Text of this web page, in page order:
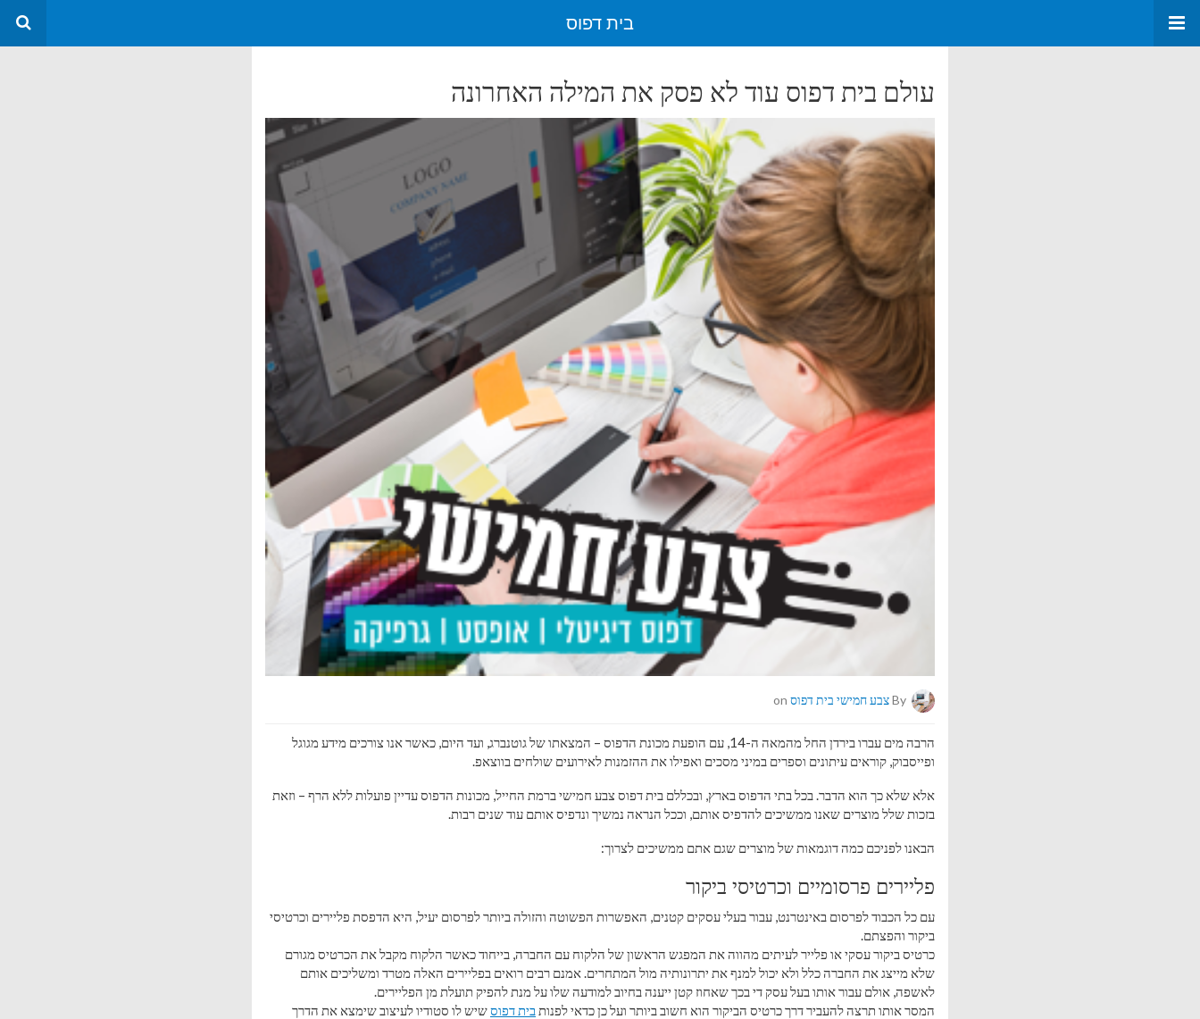
בית דפוס
עולם בית דפוס עוד לא פסק את המילה האחרונה
Byצבע חמישי בית דפוס
הרבה מים עברו בירדן החל מהמאה ה-14, עם הופעת מכונת הדפוס – המצאתו של גוטנברג, ועד היום, כאשר אנו צורכים מידע מגוגל
ופייסבוק, קוראים עיתונים וספרים במיני מסכים ואפילו את ההזמנות לאירועים שולחים בווצאפ.
אלא שלא כך הוא הדבר. בכל בתי הדפוס בארץ, ובכללם בית דפוס צבע חמישי ברמת החייל, מכונות הדפוס עדיין פועלות ללא הרף – וזאת
בזכות שלל מוצרים שאנו ממשיכים להדפיס אותם, וככל הנראה נמשיך ונדפיס אותם עוד שנים רבות.
הבאנו לפניכם כמה דוגמאות של מוצרים שגם אתם ממשיכים לצרוך:
פליירים פרסומיים וכרטיסי ביקור
עם כל הכבוד לפרסום באינטרנט, עבור בעלי עסקים קטנים, האפשרות הפשוטה והזולה ביותר לפרסום יעיל, היא הדפסת פליירים וכרטיסי
ביקור והפצתם.
כרטיס ביקור עסקי או פלייר לעיתים מהווה את המפגש הראשון של הלקוח עם החברה, בייחוד כאשר הלקוח מקבל את הכרטיס מגורם
שלא מייצג את החברה כלל ולא יכול למנף את יתרונותיה מול המתחרים. אמנם רבים רואים בפליירים האלה מטרד ומשליכים אותם
לאשפה, אולם עבור אותו בעל עסק די בכך שאחוז קטן ייענה בחיוב למודעה שלו על מנת להפיק תועלת מן הפליירים.
המסר אותו תרצה להעביר דרך כרטיס הביקור הוא חשוב ביותר ועל כן כדאי לפנות בית דפוסשיש לו סטודיו לעיצוב שימצא את הדרך